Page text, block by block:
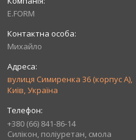
E.FORM
Михайло
вулиця Симиренка 36 (корпус А),
Київ, Україна
+380 (66) 841-86-14
Силікон, поліуретан, смола